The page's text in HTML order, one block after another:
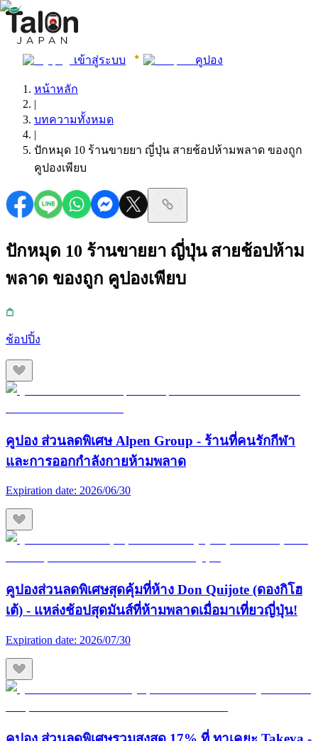
เข้าสู่ระบบ คูปอง
หน้าหลัก
|
บทความทั้งหมด
|
ปักหมุด 10 ร้านขายยา ญี่ปุ่น สายช้อปห้ามพลาด ของถูก
คูปองเพียบ
ปักหมุด 10 ร้านขายยา ญี่ปุ่น สายช้อปห้าม
พลาด ของถูก คูปองเพียบ
ช้อปปิ้ง
คูปอง ส่วนลดพิเศษ Alpen Group - ร้านที่คนรักกีฬา
และการออกกำลังกายห้ามพลาด
Expiration date: 2026/06/30
คูปองส่วนลดพิเศษสุดคุ้มที่ห้าง Don Quijote (ดองกิโฮ
เต้) - แหล่งช้อปสุดมันส์ที่ห้ามพลาดเมื่อมาเที่ยวญี่ปุ่น!
Expiration date: 2026/07/30